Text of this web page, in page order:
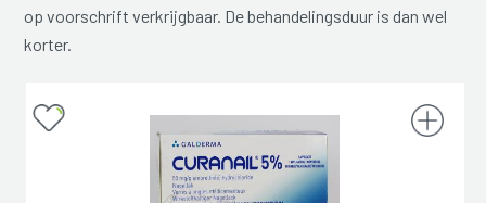
op voorschrift verkrijgbaar. De behandelingsduur is dan wel
korter.